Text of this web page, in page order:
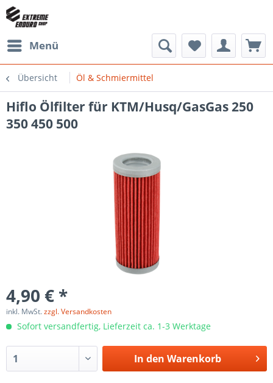
Menü
Übersicht Öl & Schmiermittel
Hiflo Ölfilter für KTM/Husq/GasGas 250
350 450 500
4,90 € *
inkl. MwSt.zzgl. Versandkosten
Sofort versandfertig, Lieferzeit ca. 1-3 Werktage
In den Warenkorb